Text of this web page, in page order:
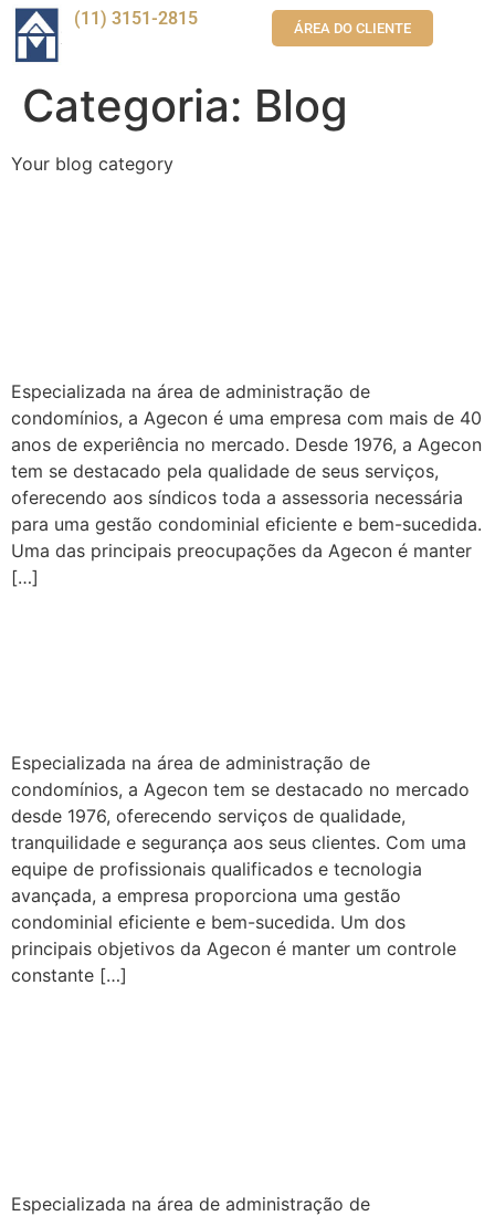
(11) 3151-2815 ÁREA DO CLIENTE
Categoria: Blog
Your blog category
Especializada na área de administração de
condomínios, a Agecon é uma empresa com mais de 40
anos de experiência no mercado. Desde 1976, a Agecon
tem se destacado pela qualidade de seus serviços,
oferecendo aos síndicos toda a assessoria necessária
para uma gestão condominial eficiente e bem-sucedida.
Uma das principais preocupações da Agecon é manter
[…]
Especializada na área de administração de
condomínios, a Agecon tem se destacado no mercado
desde 1976, oferecendo serviços de qualidade,
tranquilidade e segurança aos seus clientes. Com uma
equipe de profissionais qualificados e tecnologia
avançada, a empresa proporciona uma gestão
condominial eficiente e bem-sucedida. Um dos
principais objetivos da Agecon é manter um controle
constante […]
Especializada na área de administração de